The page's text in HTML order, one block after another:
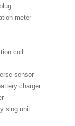
meter
coil
sensor
charger
sing unit